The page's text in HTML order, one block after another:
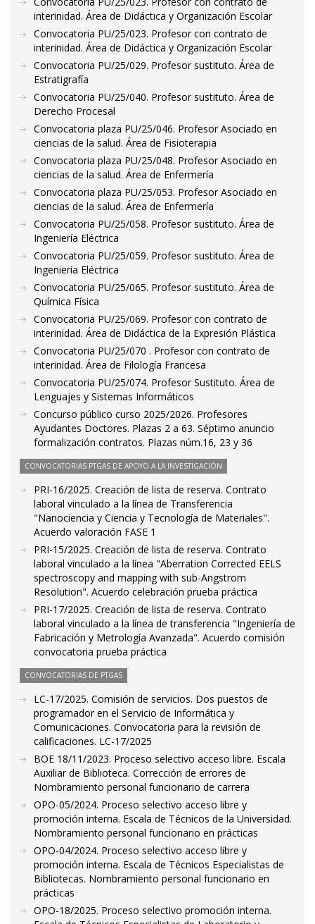
interinidad. Área de Didáctica y Organización Escolar
Convocatoria PU/25/023. Profesor con contrato de
interinidad. Área de Didáctica y Organización Escolar
Convocatoria PU/25/029. Profesor sustituto. Área de
Estratigrafía
Convocatoria PU/25/040. Profesor sustituto. Área de
Derecho Procesal
Convocatoria plaza PU/25/046. Profesor Asociado en
ciencias de la salud. Área de Fisioterapia
Convocatoria plaza PU/25/048. Profesor Asociado en
ciencias de la salud. Área de Enfermería
Convocatoria plaza PU/25/053. Profesor Asociado en
ciencias de la salud. Área de Enfermería
Convocatoria PU/25/058. Profesor sustituto. Área de
Ingeniería Eléctrica
Convocatoria PU/25/059. Profesor sustituto. Área de
Ingeniería Eléctrica
Convocatoria PU/25/065. Profesor sustituto. Área de
Química Física
Convocatoria PU/25/069. Profesor con contrato de
interinidad. Área de Didáctica de la Expresión Plástica
Convocatoria PU/25/070 . Profesor con contrato de
interinidad. Área de Filología Francesa
Convocatoria PU/25/074. Profesor Sustituto. Área de
Lenguajes y Sistemas Informáticos
Concurso público curso 2025/2026. Profesores
Ayudantes Doctores. Plazas 2 a 63. Séptimo anuncio
formalización contratos. Plazas núm.16, 23 y 36
CONVOCATORIAS PTGAS DE APOYO A LA INVESTIGACIÓN
PRI-16/2025. Creación de lista de reserva. Contrato
laboral vinculado a la línea de Transferencia
"Nanociencia y Ciencia y Tecnología de Materiales".
Acuerdo valoración FASE 1
PRI-15/2025. Creación de lista de reserva. Contrato
laboral vinculado a la línea "Aberration Corrected EELS
spectroscopy and mapping with sub-Angstrom
Resolution". Acuerdo celebración prueba práctica
PRI-17/2025. Creación de lista de reserva. Contrato
laboral vinculado a la línea de transferencia "Ingeniería de
Fabricación y Metrología Avanzada". Acuerdo comisión
convocatoria prueba práctica
CONVOCATORIAS DE PTGAS
LC-17/2025. Comisión de servicios. Dos puestos de
programador en el Servicio de Informática y
Comunicaciones. Convocatoria para la revisión de
calificaciones. LC-17/2025
BOE 18/11/2023. Proceso selectivo acceso libre. Escala
Auxiliar de Biblioteca. Corrección de errores de
Nombramiento personal funcionario de carrera
OPO-05/2024. Proceso selectivo acceso libre y
promoción interna. Escala de Técnicos de la Universidad.
Nombramiento personal funcionario en prácticas
OPO-04/2024. Proceso selectivo acceso libre y
promoción interna. Escala de Técnicos Especialistas de
Bibliotecas. Nombramiento personal funcionario en
prácticas
OPO-18/2025. Proceso selectivo promoción interna.